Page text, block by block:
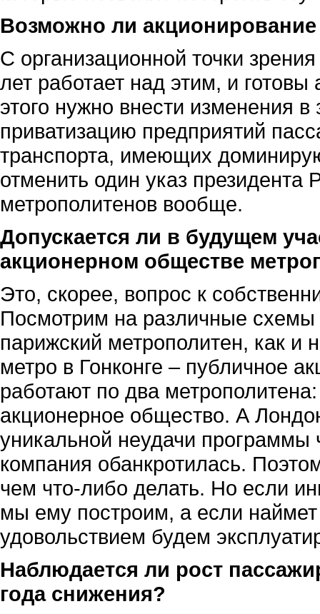
Возможно ли
С организационной точки
лет работает над этим, и
этого нужно внести изменения
приватизацию предприятий
транспорта, имеющих
отменить один указ
метрополитенов вообще.
Допускается ли в будущем
акционерном обществе
Это, скорее, вопрос к
Посмотрим на различные
парижский метрополитен, как
метро в Гонконге – публичное
работают по два
акционерное общество. А
уникальной неудачи программы
компания обанкротилась.
чем что-либо делать. Но если
мы ему построим, а если
удовольствием будем
Наблюдается ли рост
года снижения?